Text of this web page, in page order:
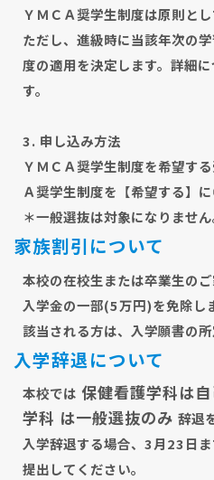
ＹＭＣＡ奨学生制度は原則と
ただし、進級時に当該年次の
度の適用を決定します。詳細
す。
3. 申し込み方法
ＹＭＣＡ奨学生制度を希望す
Ａ奨学生制度を【希望する】
＊一般選抜は対象になりません
家族割引について
本校の在校生または卒業生の
入学金の一部(5万円)を免除し
該当される方は、入学願書の所
入学辞退について
本校では 保健看護学科は
学科 は一般選抜のみ 辞退
入学辞退する場合、3月23日
提出してください。